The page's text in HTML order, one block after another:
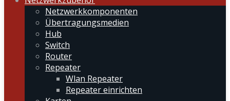
Netzwerkkomponenten
Übertragungsmedien
Hub
Switch
Router
Repeater
Wlan Repeater
Repeater einrichten